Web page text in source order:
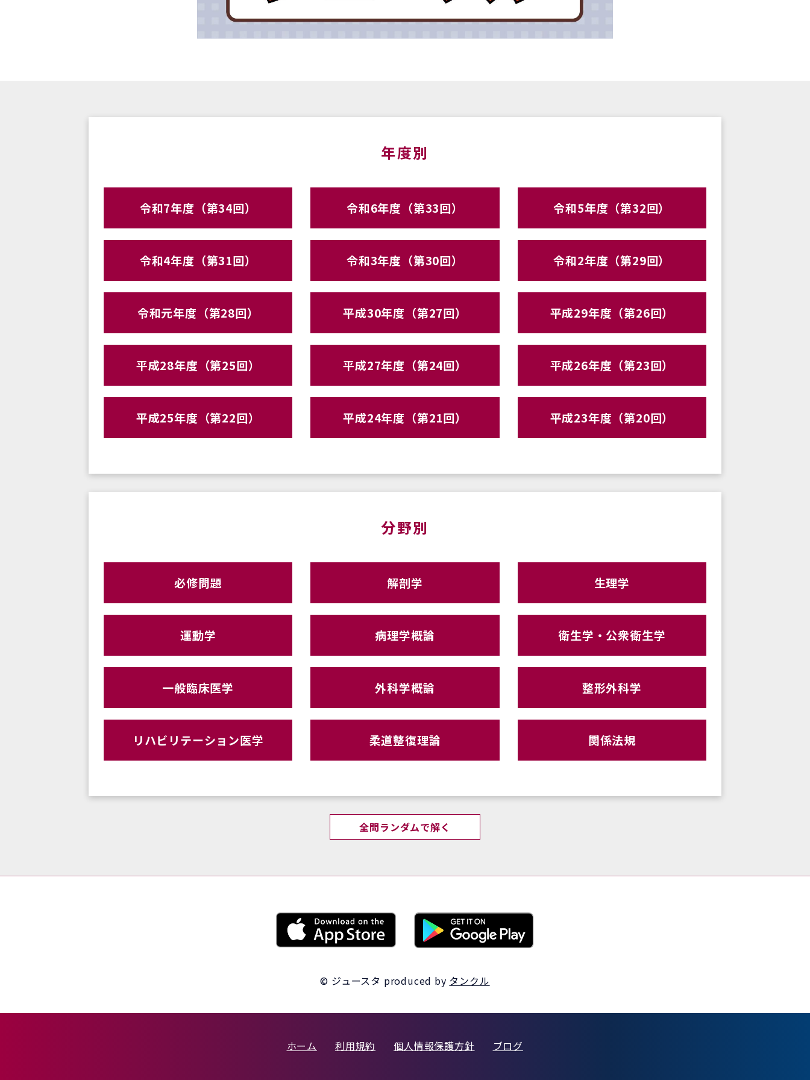
年度別
令和7年度（第34回） 令和6年度（第33回） 令和5年度（第32回）
令和4年度（第31回） 令和3年度（第30回） 令和2年度（第29回）
令和元年度（第28回） 平成30年度（第27回） 平成29年度（第26回）
平成28年度（第25回） 平成27年度（第24回） 平成26年度（第23回）
平成25年度（第22回） 平成24年度（第21回） 平成23年度（第20回）
分野別
必修問題 解剖学 生理学
運動学 病理学概論 衛生学・公衆衛生学
一般臨床医学 外科学概論 整形外科学
リハビリテーション医学 柔道整復理論 関係法規
全問ランダムで解く
© ジュースタ produced by タンクル
ホーム 利用規約 個人情報保護方針 ブログ